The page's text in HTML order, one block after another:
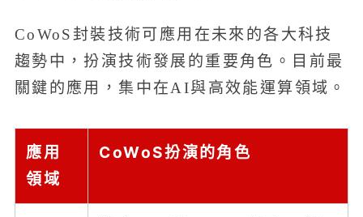
CoWoS封裝技術可應用在未來的各大科技
趨勢中，扮演技術發展的重要角色。目前最
關鍵的應用，集中在AI與高效能運算領域。
應用
領域
CoWoS扮演的角色